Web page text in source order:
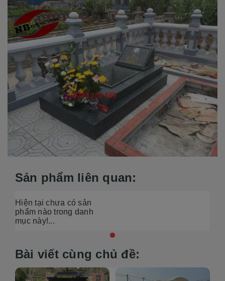
Sản phẩm liên quan:
Hiện tại chưa có sản
phẩm nào trong danh
mục này!...
Bài viết cùng chủ đề: